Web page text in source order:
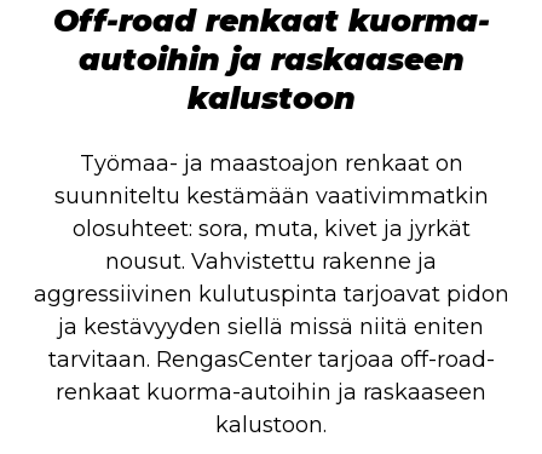
Off-road renkaat kuorma-
autoihin ja raskaaseen
kalustoon
Työmaa- ja maastoajon renkaat on
suunniteltu kestämään vaativimmatkin
olosuhteet: sora, muta, kivet ja jyrkät
nousut. Vahvistettu rakenne ja
aggressiivinen kulutuspinta tarjoavat pidon
ja kestävyyden siellä missä niitä eniten
tarvitaan. RengasCenter tarjoaa off-road-
renkaat kuorma-autoihin ja raskaaseen
kalustoon.